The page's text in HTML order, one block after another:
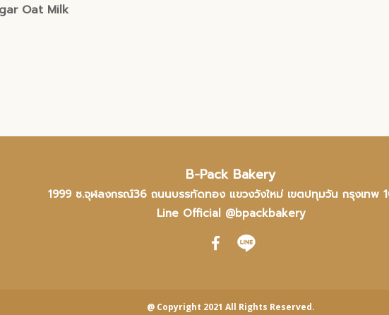
Oat Milk
B-Pack Bakery
1999 ซ.จุฬลงกรณ์36 ถนนบรรทัดทอง แขวงวังใหม่ เขตปทุมวัน กรุงเทพ
Line Official @bpackbakery
@ Copyright 2021 All Rights Reserved.